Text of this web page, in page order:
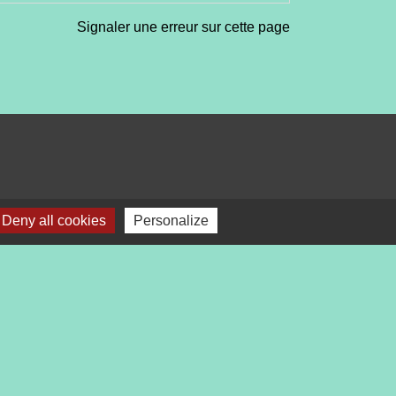
Signaler une erreur sur cette page
Deny all cookies Personalize